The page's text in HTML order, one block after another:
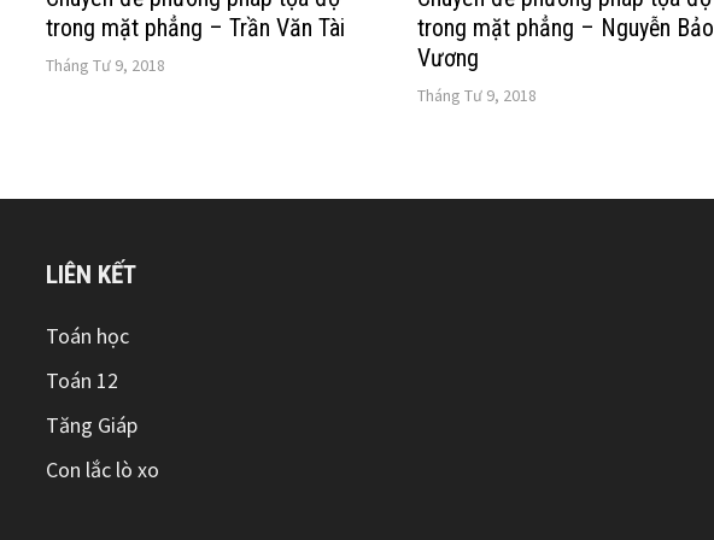
trong mặt phẳng – Trần Văn Tài
Tháng Tư 9, 2018
trong mặt phẳng – Nguyễn Bảo
Vương
Tháng Tư 9, 2018
LIÊN KẾT
Toán học
Toán 12
Tăng Giáp
Con lắc lò xo